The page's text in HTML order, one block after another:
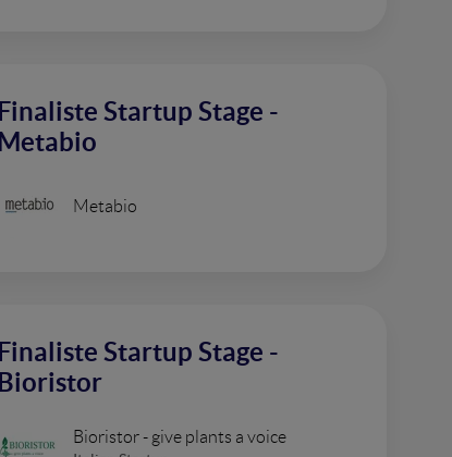
Finaliste Startup Stage -
Metabio
Metabio
Finaliste Startup Stage -
Bioristor
Bioristor - give plants a voice